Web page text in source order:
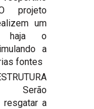
projeto
um
haja o
a
fontes
Serão
a